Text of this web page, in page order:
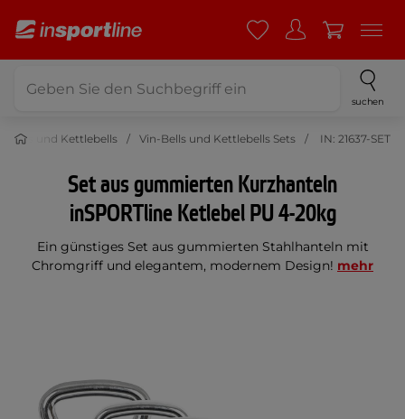
suchen
Bells und Kettlebells Vin-Bells und Kettlebells Sets IN: 21637-SET
Set aus gummierten Kurzhanteln
inSPORTline Ketlebel PU 4-20kg
Ein günstiges Set aus gummierten Stahlhanteln mit
Chromgriff und elegantem, modernem Design! mehr